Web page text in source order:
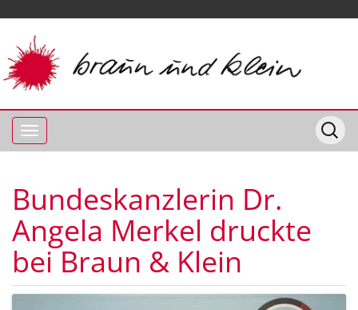
Bundeskanzlerin Dr.
Angela Merkel druckte
bei Braun & Klein